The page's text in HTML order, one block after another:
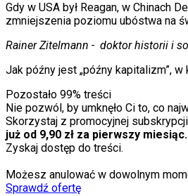
Gdy w USA był Reagan, w Chinach
zmniejszenia poziomu ubóstwa na
Rainer Zitelmann - doktor historii i
Jak późny jest „późny kapitalizm”,
Pozostało 99% treści
Nie pozwól, by umknęło Ci to, co
Skorzystaj z promocyjnej subskrypcji
już od 9,90 zł za pierwszy miesiąc.
Zyskaj dostęp do treści.
Możesz anulować w dowolnym
Sprawdź ofertę